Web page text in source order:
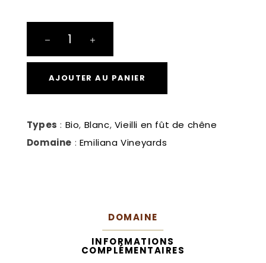
Origen
quantité
AJOUTER AU PANIER
Types : Bio, Blanc, Vieilli en fût de chêne
Domaine : Emiliana Vineyards
DOMAINE
INFORMATIONS
COMPLÉMENTAIRES